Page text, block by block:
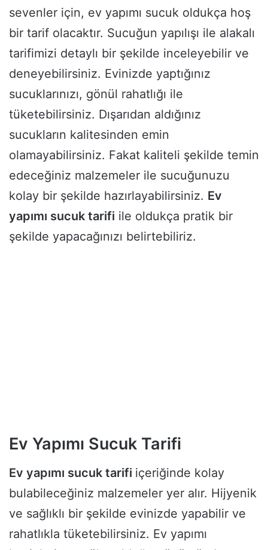
sevenler için, ev yapımı sucuk oldukça hoş
bir tarif olacaktır. Sucuğun yapılışı ile alakalı
tarifimizi detaylı bir şekilde inceleyebilir ve
deneyebilirsiniz. Evinizde yaptığınız
sucuklarınızı, gönül rahatlığı ile
tüketebilirsiniz. Dışarıdan aldığınız
sucukların kalitesinden emin
olamayabilirsiniz. Fakat kaliteli şekilde temin
edeceğiniz malzemeler ile sucuğunuzu
kolay bir şekilde hazırlayabilirsiniz. Ev
yapımı sucuk tarifi ile oldukça pratik bir
şekilde yapacağınızı belirtebiliriz.
Ev Yapımı Sucuk Tarifi
Ev yapımı sucuk tarifi içeriğinde kolay
bulabileceğiniz malzemeler yer alır. Hijyenik
ve sağlıklı bir şekilde evinizde yapabilir ve
rahatlıkla tüketebilirsiniz. Ev yapımı